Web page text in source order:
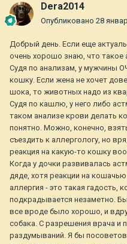
Dera2014
Опубликовано 28
Добрый день. Если еще
очень хорошо знаю, что такое
Судя по анализам, у мужчины
кошку. Если жена не хочет
шока, то животных надо из
Судя по кашлю, у него либо
таком анализе крови делать
понятно. Можно, конечно,
съездить к аллергологу, но
реакция на какую-то кошку
Когда у дочки развивалась
дяде, хотя реакции на
аллергия - это такая гадость,
подкрадывается незаметно.
все вроде было хорошо, и
собака. С разрешения врача и
раздумываний. Я бы